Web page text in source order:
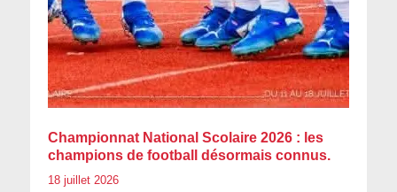
Championnat National Scolaire 2026 : les
champions de football désormais connus.
18 juillet 2026